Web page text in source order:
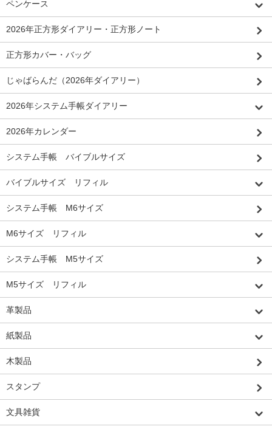
ペンケース
2026年正方形ダイアリー・正方形ノート
正方形カバー・バッグ
じゃばらんだ（2026年ダイアリー）
2026年システム手帳ダイアリー
2026年カレンダー
システム手帳 バイブルサイズ
バイブルサイズ リフィル
システム手帳 M6サイズ
M6サイズ リフィル
システム手帳 M5サイズ
M5サイズ リフィル
革製品
紙製品
木製品
スタンプ
文具雑貨